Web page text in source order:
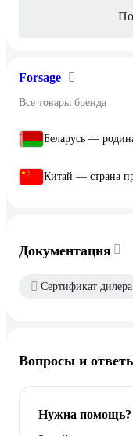
Forsage
Все товары бренда
Беларусь —
Китай — страна
Документация
Сертификат дилера
Вопросы и
Нужна помощь?